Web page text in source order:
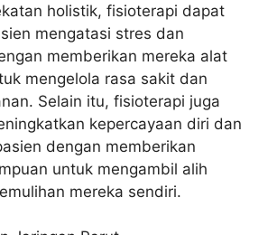
holistik, fisioterapi dapat
mengatasi stres dan
memberikan mereka alat
mengelola rasa sakit dan
Selain itu, fisioterapi juga
kepercayaan diri dan
dengan memberikan
untuk mengambil alih
mereka sendiri.